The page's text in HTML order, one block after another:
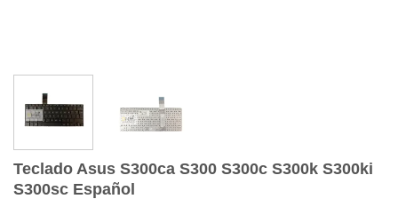
Teclado Asus S300ca S300 S300c S300k S300ki
S300sc Español